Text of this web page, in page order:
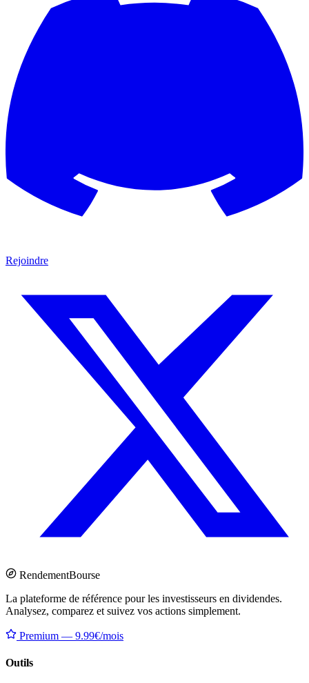
Rejoindre
RendementBourse
La plateforme de référence pour les investisseurs en dividendes.
Analysez, comparez et suivez vos actions simplement.
Premium — 9.99€/mois
Outils